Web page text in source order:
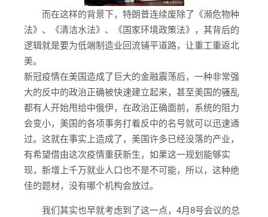
而在这样的背景下，特朗普连续废除了《濒危物种
法》、《清洁水法》、《国家环境政策法》，其背后的
逻辑就是要为低端制造业回流铺平道路，让重工重返北
美。
新冠疫情在美国造成了巨大的金融震荡后，一种非常强
大的反中的政治正确被快速建立起来，甚至美国的骚乱
都有人开始甩给中俄伊，在政治正确面前，系统的阻力
会变小，美国的各项事务打着反中的名号就可以迅速通
过。这就在事实上造成了，美国许多已经没落的产业，
有希望借由这次疫情重获新生，如果这一规划能够实
现，新增上千万就业人口也不是不可能，所以，这种绝
佳的题材，没有哪个机构会放过。
我们其实也早就考虑到了这一点，4月8号会议的总